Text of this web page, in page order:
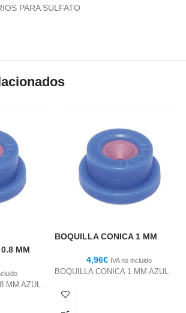
PARA SULFATO
MM
MM AZUL
BOQUILLA CONICA 1 MM
4,96€ IVA no incluido
BOQUILLA CONICA 1 MM AZUL